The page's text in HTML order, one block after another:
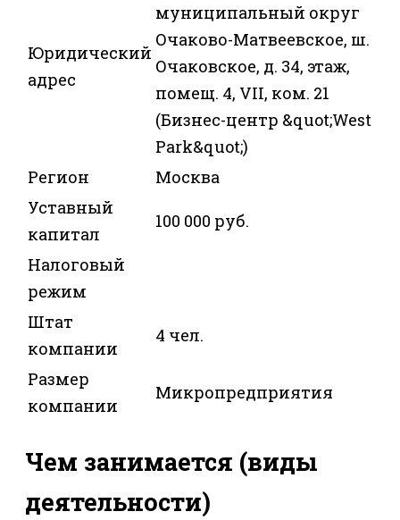
Юридический
адрес
муниципальный округ
Очаково-Матвеевское, ш.
Очаковское, д. 34, этаж,
помещ. 4, VII, ком. 21
(Бизнес-центр &quot;West
Park&quot;)
Регион
Москва
Уставный
капитал
100 000 руб.
Налоговый
режим
Штат
компании
4 чел.
Размер
компании
Микропредприятия
Чем занимается (виды
деятельности)